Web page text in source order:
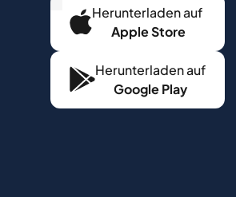
Herunterladen auf
Apple Store
Herunterladen auf
Google Play